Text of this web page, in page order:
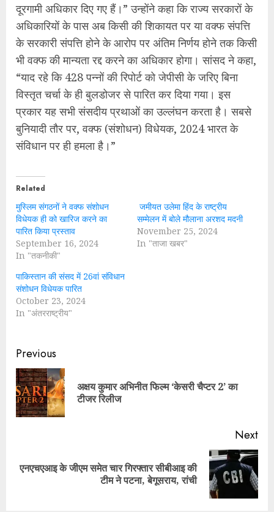
दूरगामी अधिकार दिए गए हैं।” उन्होंने कहा कि राज्य सरकारों के
अधिकारियों के पास अब किसी की शिकायत पर या वक्फ संपत्ति
के सरकारी संपत्ति होने के आरोप पर अंतिम निर्णय होने तक किसी
भी वक्फ की मान्यता रद्द करने का अधिकार होगा। सांसद ने कहा,
“याद रहे कि 428 पन्नों की रिपोर्ट को जेपीसी के जरिए बिना
विस्तृत चर्चा के ही बुलडोजर से पारित कर दिया गया। इस
प्रकार यह सभी संसदीय प्रथाओं का उल्लंघन करता है। सबसे
बुनियादी तौर पर, वक्फ (संशोधन) विधेयक, 2024 भारत के
संविधान पर ही हमला है।”
Related
मुस्लिम संगठनों ने वक्फ संशोधन
विधेयक ही को खारिज करने का
पारित किया प्रस्ताव
September 16, 2024
In "तकनीकी"
जमीयत उलेमा हिंद के राष्ट्रीय
सम्मेलन में बोले मौलाना अरशद मदनी
November 25, 2024
In "ताजा खबर"
पाकिस्तान की संसद में 26वां संविधान
संशोधन विधेयक पारित
October 23, 2024
In "अंतरराष्ट्रीय"
Continue
Reading
Previous
अक्षय कुमार अभिनीत फिल्म ‘केसरी चैप्टर 2’ का
टीजर रिलीज
Next
Next
एनएचएआइ के जीएम समेत चार गिरफ्तार सीबीआइ की
टीम ने पटना, बेगूसराय, रांची